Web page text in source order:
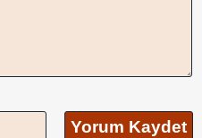
Yorum Kaydet